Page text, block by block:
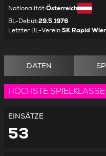
Nationalität:Österreich
BL-Debüt:29.5.1976
Letzter BL-Verein:SK Rapid
DATEN
HÖCHSTE SPIELKLASSE
EINSÄTZE
53